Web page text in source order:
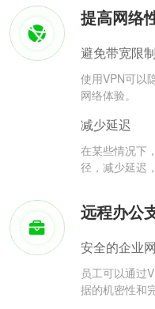
提高网络
避免带宽限制
使用VPN可以
网络体验。
减少延迟
在某些情况下
径，减少延迟
远程办公
安全的企业
员工可以通过
据的机密性和